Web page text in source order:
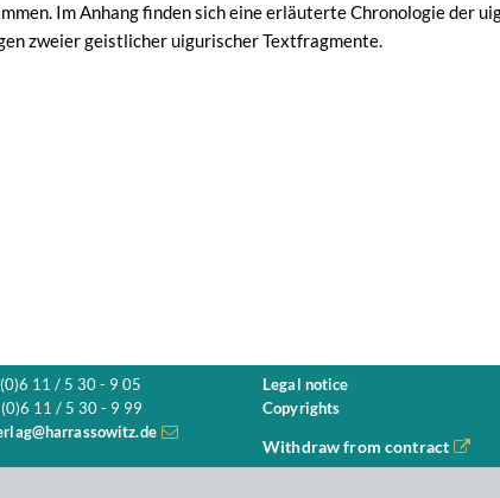
Im Anhang finden sich eine erläuterte Chronologie der
zweier geistlicher uigurischer Textfragmente.
11 / 5 30 - 9 05
(0)6 11 / 5 30 - 9 99
Legal notice
Copyrights
Withdraw from contract